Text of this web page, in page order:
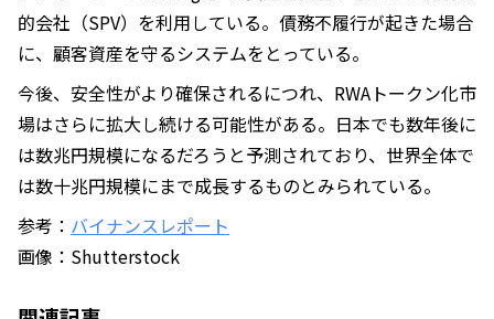
的会社（SPV）を利用している。債務不履行が起きた場合
に、顧客資産を守るシステムをとっている。
今後、安全性がより確保されるにつれ、RWAトークン化市
場はさらに拡大し続ける可能性がある。日本でも数年後に
は数兆円規模になるだろうと予測されており、世界全体で
は数十兆円規模にまで成長するものとみられている。
参考： バイナンスレポート
画像：Shutterstock